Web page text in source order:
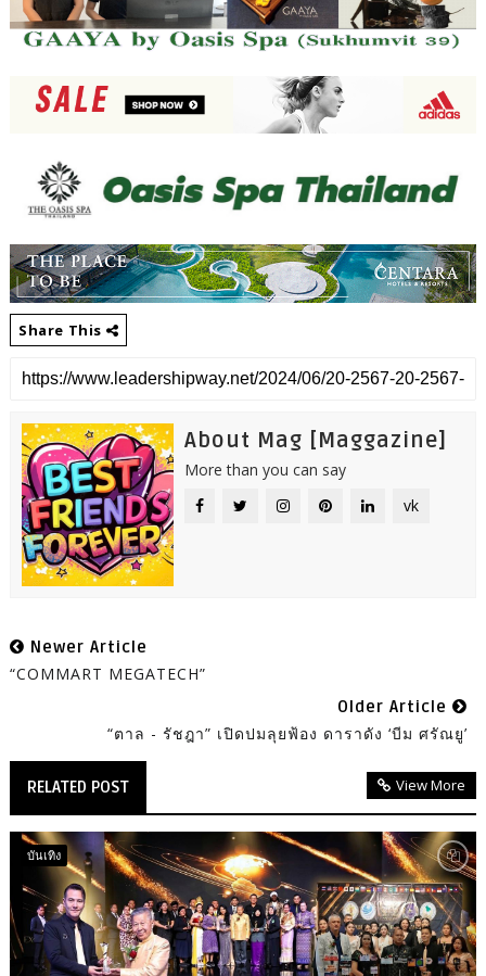
Share This
About Mag [Maggazine]
More than you can say
vk
Newer Article
“COMMART MEGATECH”
Older Article
“ตาล - รัชฎา” เปิดปมลุยฟ้อง ดาราดัง ‘บีม ศรัณยู’
RELATED POST View More
บันเทิง